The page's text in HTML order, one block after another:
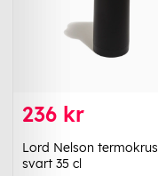
236 kr
Lord Nelson termokrus
svart 35 cl